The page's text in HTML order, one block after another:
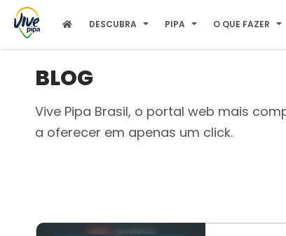
DESCUBRA PIPA O QUE FAZER
BLOG
Vive Pipa Brasil, o portal web mais
a oferecer em apenas um click.